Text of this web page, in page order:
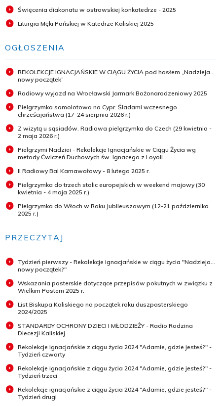
Święcenia diakonatu w ostrowskiej konkatedrze - 2025
Liturgia Męki Pańskiej w Katedrze Kaliskiej 2025
OGŁOSZENIA
REKOLEKCJE IGNACJAŃSKIE W CIĄGU ŻYCIA pod hasłem „Nadzieja...
nowy początek”
Radiowy wyjazd na Wrocławski Jarmark Bożonarodzeniowy 2025
Pielgrzymka samolotowa na Cypr. Śladami wczesnego
chrześcijaństwa (17-24 sierpnia 2026 r.)
Z wizytą u sąsiadów. Radiowa pielgrzymka do Czech (29 kwietnia -
2 maja 2026 r.)
Pielgrzymi Nadziei - Rekolekcje Ignacjańskie w Ciągu Życia wg
metody Ćwiczeń Duchowych św. Ignacego z Loyoli
II Radiowy Bal Karnawałowy - 8 lutego 2025 r.
Pielgrzymka do trzech stolic europejskich w weekend majowy (30
kwietnia - 4 maja 2025 r.)
Pielgrzymka do Włoch w Roku Jubileuszowym (12-21 października
2025 r.)
PRZECZYTAJ
Tydzień pierwszy - Rekolekcje ignacjańskie w ciągu życia "Nadzieja...
nowy początek?"
Wskazania pasterskie dotyczące przepisów pokutnych w związku z
Wielkim Postem 2025 r.
List Biskupa Kaliskiego na początek roku duszpasterskiego
2024/2025
STANDARDY OCHRONY DZIECI I MŁODZIEŻY - Radio Rodzina
Diecezji Kaliskiej
Rekolekcje ignacjańskie z ciągu życia 2024 "Adamie, gdzie jesteś?" -
Tydzień czwarty
Rekolekcje ignacjańskie z ciągu życia 2024 "Adamie, gdzie jesteś?" -
Tydzień trzeci
Rekolekcje ignacjańskie z ciągu życia 2024 "Adamie, gdzie jesteś?" -
Tydzień drugi